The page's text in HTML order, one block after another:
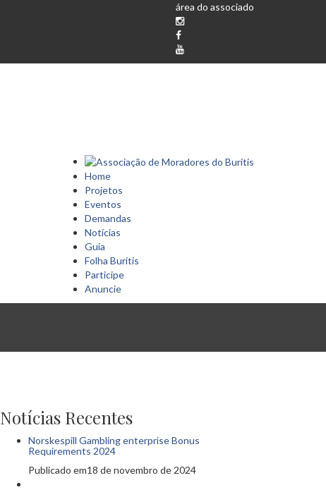
área do associado
Home
Projetos
Eventos
Demandas
Notícias
Guia
Folha Buritis
Participe
Anuncie
Notícias Recentes
Norskespill Gambling enterprise Bonus
Requirements 2024
Publicado em18 de novembro de 2024